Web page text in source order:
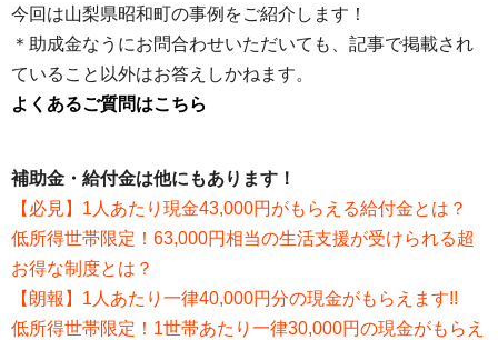
今回は山梨県昭和町の事例をご紹介します！
＊助成金なうにお問合わせいただいても、記事で掲載され
ていること以外はお答えしかねます。
よくあるご質問はこちら
補助金・給付金は他にもあります！
【必見】1人あたり現金43,000円がもらえる給付金とは？
低所得世帯限定！63,000円相当の生活支援が受けられる超
お得な制度とは？
【朗報】1人あたり一律40,000円分の現金がもらえます!!
低所得世帯限定！1世帯あたり一律30,000円の現金がもらえ